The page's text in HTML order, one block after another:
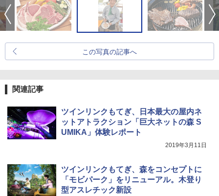
この写真の記事へ
関連記事
ツインリンクもてぎ、日本最大の屋内ネ
ットアトラクション「巨大ネットの森 S
UMIKA」体験レポート
2019年3月11日
ツインリンクもてぎ、森をコンセプトに
「モビパーク」をリニューアル。木登り
型アスレチック新設